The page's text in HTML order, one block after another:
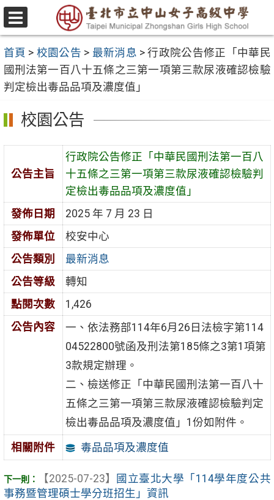
跳
至
要
內
容
區
選
單
首頁 > 校園公告 > 最新消息 >行政院公告修正「中華民
國刑法第一百八十五條之三第一項第三款尿液確認檢驗
判定檢出毒品品項及濃度值」
校園公告
公告主旨
行政院公告修正「中華民國刑法第一百八
十五條之三第一項第三款尿液確認檢驗判
定檢出毒品品項及濃度值」
發佈日期
2025 年 7 月 23 日
發佈單位
校安中心
公告類別
最新消息
公告等級
轉知
點閱次數
1,426
公告內容
一、依法務部114年6月26日法檢字第114
04522800號函及刑法第185條之3第1項第
3款規定辦理。
二、檢送修正「中華民國刑法第一百八十
五條之三第一項第三款尿液確認檢驗判定
檢出毒品品項及濃度值」1份如附件。
相關附件 毒品品項及濃度值
【2025-07-23】
國立臺北大學「114學年度公共
事務暨管理碩士學分班招生」資訊